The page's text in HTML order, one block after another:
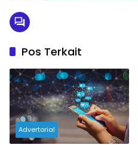
Pos Terkait
Advertorial